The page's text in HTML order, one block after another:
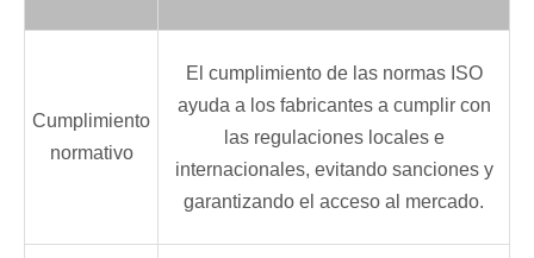
Cumplimiento
normativo
El cumplimiento de las normas ISO
ayuda a los fabricantes a cumplir con
las regulaciones locales e
internacionales, evitando sanciones y
garantizando el acceso al mercado.